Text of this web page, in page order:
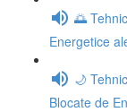
🌅
Energetice
🌙
Blocate de